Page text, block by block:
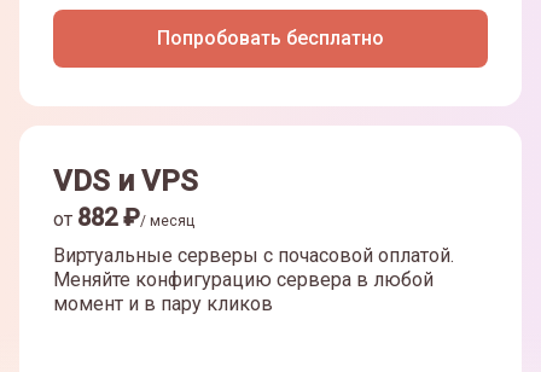
Попробовать бесплатно
VDS и VPS
от 882₽/ месяц
Виртуальные серверы с почасовой оплатой.
Меняйте конфигурацию сервера в любой
момент и в пару кликов